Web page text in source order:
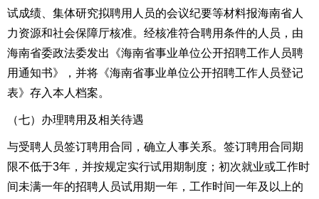
试成绩、集体研究拟聘用人员的会议纪要等材料报海南省人
力资源和社会保障厅核准。 经核准符合聘用条件的人员，由
海南省委政法委发出《海南省事业单位公开招聘工作人员聘
用通知书》，并将《海南省事业单位公开招聘工作人员登记
表》存入本人档案。
（七）办理聘用及相关待遇
与受聘人员签订聘用合同，确立人事关系。签订聘用合同期
限不低于3年，并按规定实行试用期制度；初次就业或工作时
间未满一年的招聘人员试用期一年，工作时间一年及以上的